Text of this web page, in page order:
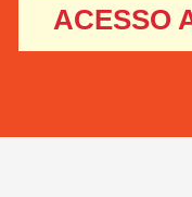
ACESSO